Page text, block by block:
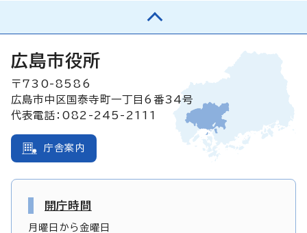
広島市役所
〒730-8586
広島市中区国泰寺町一丁目6番34号
代表電話：082-245-2111
庁舎案内
開庁時間
月曜日から金曜日